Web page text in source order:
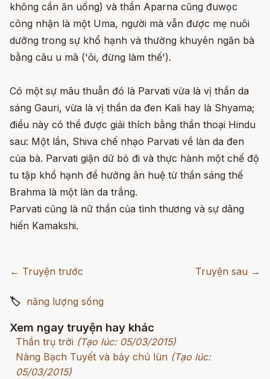
không cần ăn uống) và thần Aparna cũng đuwọc
công nhận là một Uma, người mà vẫn được mẹ nuôi
dưỡng trong sự khổ hạnh và thường khuyên ngăn bà
bằng câu u mā ('ôi, đừng làm thế').
Có một sự mâu thuẫn đó là Parvati vừa là vị thần da
sáng Gauri, vừa là vị thần da đen Kali hay là Shyama;
điều này có thể được giải thích bằng thần thoại Hindu
sau: Một lần, Shiva chế nhạo Parvati về làn da đen
của bà. Parvati giận dữ bỏ đi và thực hành một chế độ
tu tập khổ hạnh để hưởng ân huệ từ thần sáng thế
Brahma là một làn da trắng.
Parvati cũng là nữ thần của tình thương và sự dâng
hiến Kamakshi.
← Truyện trước Truyện sau →
🏷 năng lượng sống
Xem ngay truyện hay khác
Thần trụ trời (Tạo lúc: 05/03/2015)
Nàng Bạch Tuyết và bảy chú lùn (Tạo lúc:
05/03/2015)